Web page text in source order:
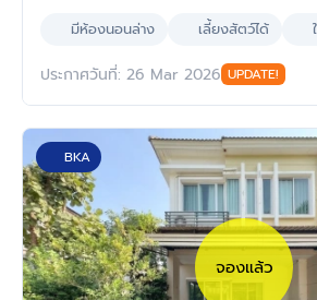
มีห้องนอนล่าง
เลี้ยงสัตว์ได้
ประกาศวันที่: 26 Mar 2026 UPDATE!
BKA
จองแล้ว